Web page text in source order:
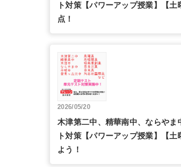
ト対策【パワーアップ授業】【
点！
2026/05/20
木津第二中、精華南中、ならや
ト対策【パワーアップ授業】【
よう！